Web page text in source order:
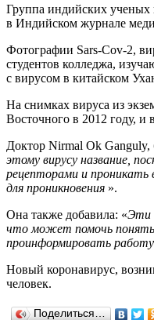
Группа индийских ученых
в Индийском журнале
Фотографии Sars-Cov-2,
студентов колледжа,
с вирусом в китайском
На снимках вируса из
Восточного в 2012 году,
Доктор Nirmal Ok Ganguly,
этому вирусу название,
рецепторами и проникать
для проникновения ».
Она также добавила: «Эти
что может помочь
проинформировать
Новый коронавирус,
человек.
Поделиться…